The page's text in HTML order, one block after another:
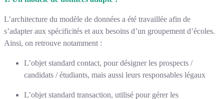
L’architecture du modèle de données a été travaillée afin de
s’adapter aux spécificités et aux besoins d’un groupement d’écoles.
Ainsi, on retrouve notamment :
L’objet standard contact, pour désigner les prospects /
candidats / étudiants, mais aussi leurs responsables légaux
L’objet standard transaction, utilisé pour gérer les